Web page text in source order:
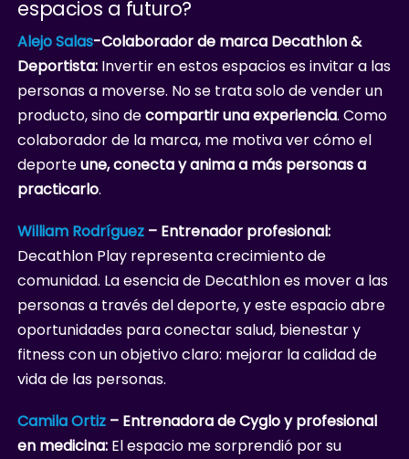
espacios a futuro?
Alejo Salas-Colaborador de marca Decathlon &
Deportista: Invertir en estos espacios es invitar a las
personas a moverse. No se trata solo de vender un
producto, sino decompartir una experiencia. Como
colaborador de la marca, me motiva ver cómo el
deporteune, conecta y anima a más personas a
practicarlo.
William Rodríguez – Entrenador profesional:
Decathlon Play representa crecimiento de
comunidad. La esencia de Decathlon es mover a las
personas a través del deporte, y este espacio abre
oportunidades para conectar salud, bienestar y
fitness con un objetivo claro: mejorar la calidad de
vida de las personas.
Camila Ortiz – Entrenadora de Cyglo y profesional
en medicina: El espacio me sorprendió por su